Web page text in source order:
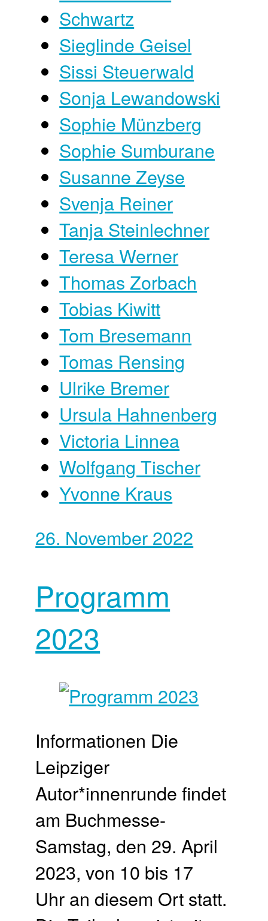
Schwartz
Sieglinde Geisel
Sissi Steuerwald
Sonja Lewandowski
Sophie Münzberg
Sophie Sumburane
Susanne Zeyse
Svenja Reiner
Tanja Steinlechner
Teresa Werner
Thomas Zorbach
Tobias Kiwitt
Tom Bresemann
Tomas Rensing
Ulrike Bremer
Ursula Hahnenberg
Victoria Linnea
Wolfgang Tischer
Yvonne Kraus
26. November 2022
Programm
2023
Informationen Die
Leipziger
Autor*innenrunde findet
am Buchmesse-
Samstag, den 29. April
2023, von 10 bis 17
Uhr an diesem Ort statt.